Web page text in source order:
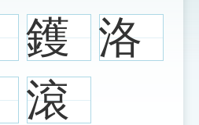
鑊 洛
滾